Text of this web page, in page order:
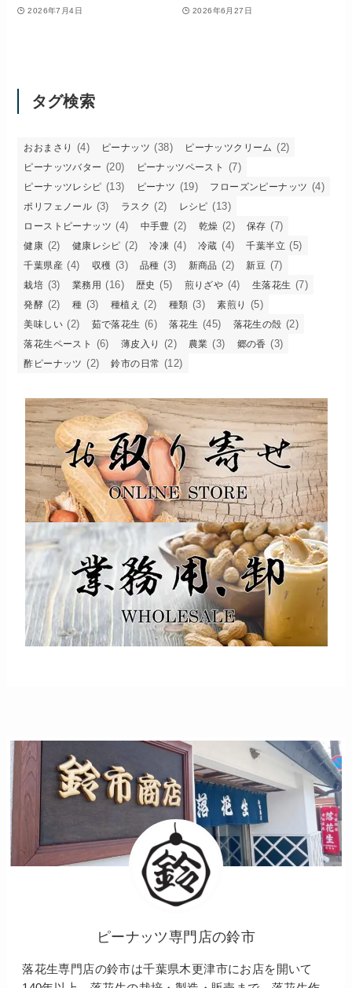
2026年7月4日 2026年6月27日
タグ検索
おおまさり (4) ピーナッツ (38) ピーナッツクリーム (2)
ピーナッツバター (20) ピーナッツペースト (7)
ピーナッツレシピ (13) ピーナツ (19) フローズンピーナッツ (4)
ポリフェノール (3) ラスク (2) レシピ (13)
ローストピーナッツ (4) 中手豊 (2) 乾燥 (2) 保存 (7)
健康 (2) 健康レシピ (2) 冷凍 (4) 冷蔵 (4) 千葉半立 (5)
千葉県産 (4) 収穫 (3) 品種 (3) 新商品 (2) 新豆 (7)
栽培 (3) 業務用 (16) 歴史 (5) 煎りざや (4) 生落花生 (7)
発酵 (2) 種 (3) 種植え (2) 種類 (3) 素煎り (5)
美味しい (2) 茹で落花生 (6) 落花生 (45) 落花生の殻 (2)
落花生ペースト (6) 薄皮入り (2) 農業 (3) 郷の香 (3)
酢ピーナッツ (2) 鈴市の日常 (12)
ピーナッツ専門店の鈴市
落花生専門店の鈴市は千葉県木更津市にお店を開いて